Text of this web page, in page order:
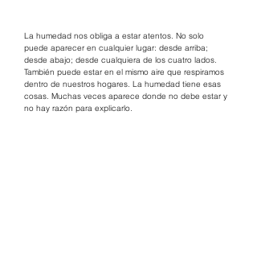
La humedad nos obliga a estar atentos. No solo
puede aparecer en cualquier lugar: desde arriba;
desde abajo; desde cualquiera de los cuatro lados.
También puede estar en el mismo aire que respiramos
dentro de nuestros hogares. La humedad tiene esas
cosas. Muchas veces aparece donde no debe estar y
no hay razón para explicarlo.